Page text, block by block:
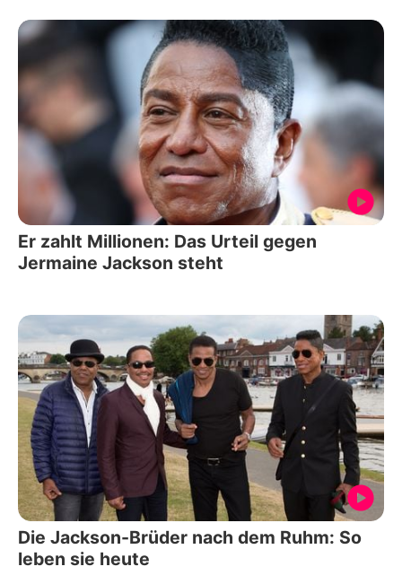
Er zahlt Millionen: Das Urteil gegen
Jermaine Jackson steht
Die Jackson-Brüder nach dem Ruhm: So
leben sie heute